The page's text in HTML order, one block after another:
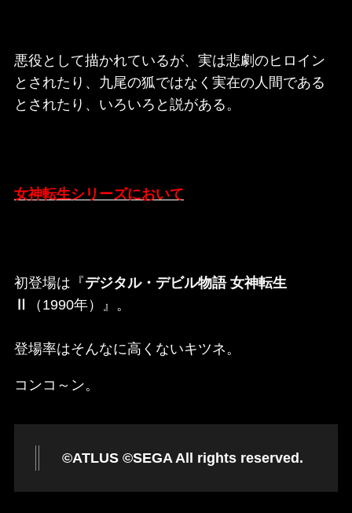
悪役として描かれているが、実は悲劇のヒロイン
とされたり、九尾の狐ではなく実在の人間である
とされたり、いろいろと説がある。
女神転生シリーズにおいて
初登場は『デジタル・デビル物語 女神転生
（1990年）』。
登場率はそんなに高くないキツネ。
コンコ～ン。
©ATLUS ©SEGA All rights reserved.